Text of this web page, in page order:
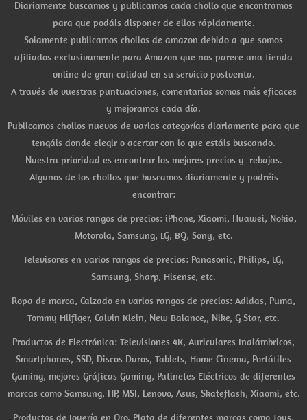
Diariamente buscamos y publicamos cada chollo que encontramos
para que podáis disponer de ellos rápidamente.
Solamente publicamos chollos de amazon debido a que somos
afiliados exclusivamente para Amazon que nos parece una tienda
online de gran calidad en su servicio postventa.
A través de vuestras puntuaciones, comentarios somos más eficaces
y mejoramos cada día.
Publicamos chollos nuevos de varias categorías diariamente para que
tengáis donde elegir o acertar con lo que estáis buscando.
Nuestra prioridad es encontrar los mejores precios y rebajas.
Algunos de los chollos que buscamos diariamente y podréis
encontrar:
Móviles en varios rangos de precios: iPhone, Xiaomi, Huawei, Nokia,
Motorola, Samsung, LG, BQ, Sony, etc.
Televisores en varios rangos de precios: Panasonic, Philips, LG,
Samsung, Sharp, Hisense, etc.
Ropa de marca, Calzado en varios rangos de precios: Adidas, Puma,
Tommy Hilfiger, Calvin Klein, New Balance,, Nike, G-Star, etc.
Productos de Electrónica: Televisiones 4K, Auriculares Inalámbricos,
Smartphones, SSD, Discos Duros, Tablets, Home Cinema, Portátiles
Gaming, mejores Gráficas Gaming, Patinetes Eléctricos de diferentes
marcas como Samsung, HP, MSI, Lenovo, Asus, Skateflash, Xiaomi, etc.
Productos de Joyería en Oro, Plata de diferentes marcas como Tous,